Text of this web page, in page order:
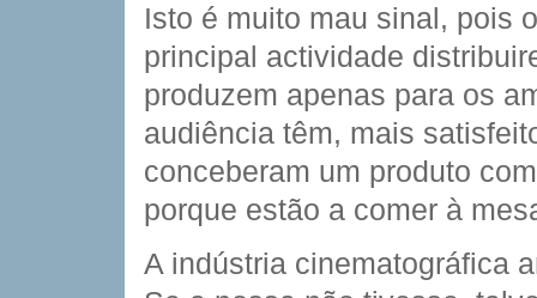
Isto é muito mau sinal, pois
principal actividade
produzem apenas para os
audiência têm, mais
conceberam um produto
porque estão a comer à
A indústria cinematográfica